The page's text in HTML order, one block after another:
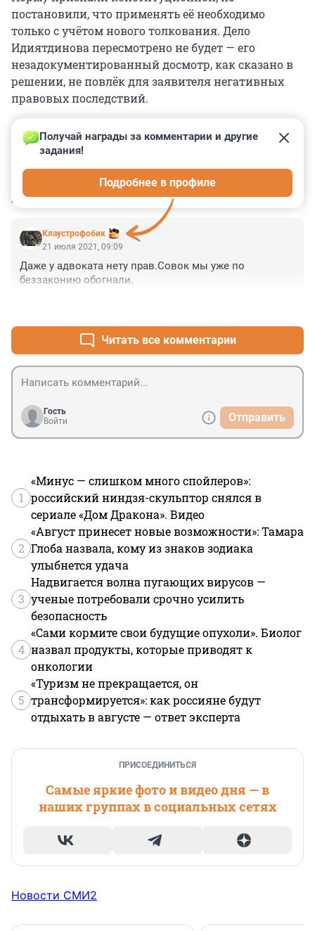
постановили, что применять её необходимо
только с учётом нового толкования. Дело
Идиятдинова пересмотрено не будет — его
незадокументированный досмотр, как сказано в
решении, не повлёк для заявителя негативных
правовых последствий.
КОММЕНТАРИИ 1
Клаустрофобик
Получай награды за комментарии и другие
задания!
Подробнее в профиле
21 июля 2021, 09:09
Даже у адвоката нету прав.Совок мы уже по
беззаконию обогнали.
Читать все комментарии
Гость
Войти
Отправить
1
«Минус — слишком много спойлеров»:
российский ниндзя-скульптор снялся в
сериале «Дом Дракона». Видео
2
«Август принесет новые возможности»: Тамара
Глоба назвала, кому из знаков зодиака
улыбнется удача
3
Надвигается волна пугающих вирусов —
ученые потребовали срочно усилить
безопасность
4
«Сами кормите свои будущие опухоли». Биолог
назвал продукты, которые приводят к
онкологии
5
«Туризм не прекращается, он
трансформируется»: как россияне будут
отдыхать в августе — ответ эксперта
ПРИСОЕДИНИТЬСЯ
Самые яркие фото и видео дня — в
наших группах в социальных сетях
Новости СМИ2